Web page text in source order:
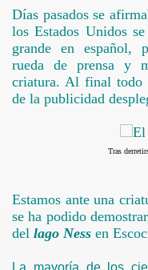
Días pasados se
los Estados Unidos
grande en español,
rueda de prensa y
criatura. Al final todo
de la publicidad
Tras derretirse, el Pie
Estamos ante una
se ha podido
del lago Ness en
La mayoría de los